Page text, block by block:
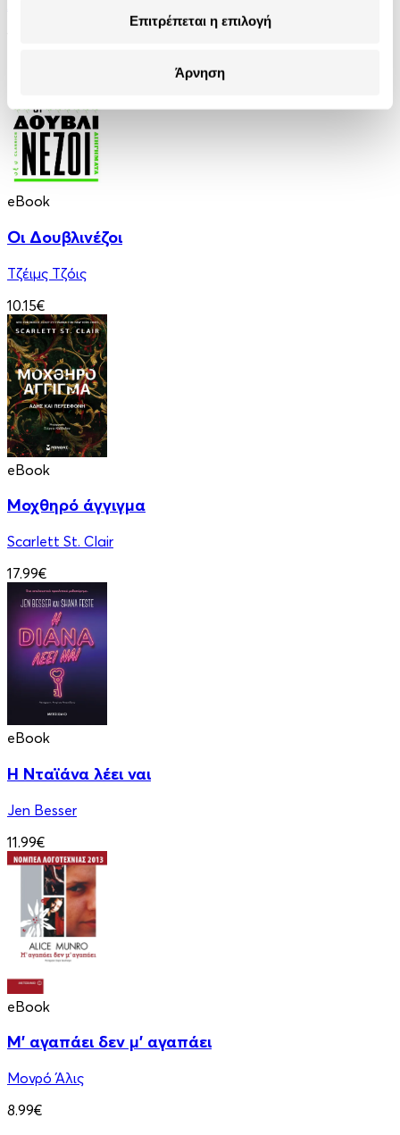
Επιτρέπεται η επιλογή
Άρνηση
eBook
Οι Δουβλινέζοι
Τζέιμς Τζόις
10.15€
eBook
Μοχθηρό άγγιγμα
Scarlett St. Clair
17.99€
eBook
Η Νταϊάνα λέει ναι
Jen Besser
11.99€
eBook
Μ' αγαπάει δεν μ' αγαπάει
Μονρό Άλις
8.99€